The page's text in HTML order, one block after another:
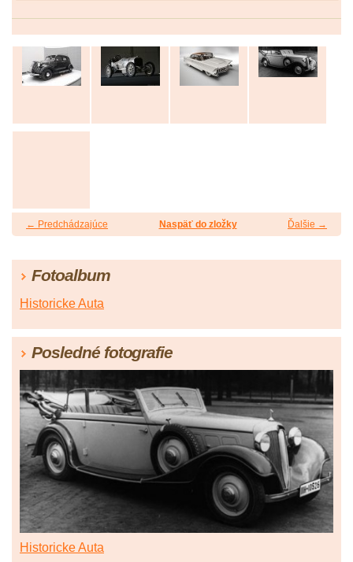
← Predchádzajúce Ďalšie →
Naspäť do zložky
Fotoalbum
Historicke Auta
Posledné fotografie
Historicke Auta